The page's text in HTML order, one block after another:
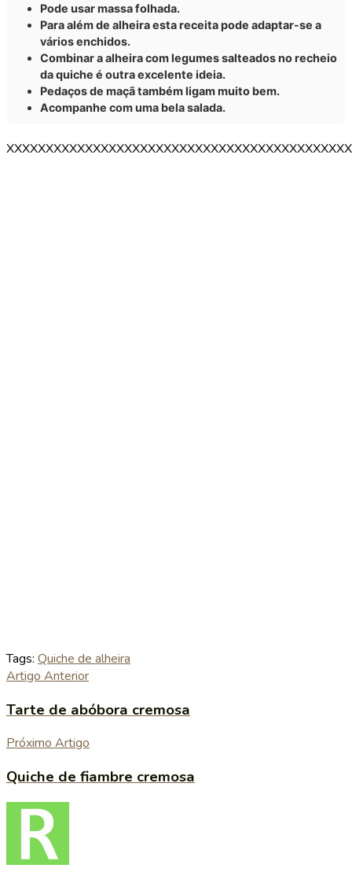
Pode usar massa folhada.
Para além de alheira esta receita pode adaptar-se a
vários enchidos.
Combinar a alheira com legumes salteados no recheio
da quiche é outra excelente ideia.
Pedaços de maçã também ligam muito bem.
Acompanhe com uma bela salada.
Tags: Quiche de alheira
Artigo Anterior
Tarte de abóbora cremosa
Próximo Artigo
Quiche de fiambre cremosa